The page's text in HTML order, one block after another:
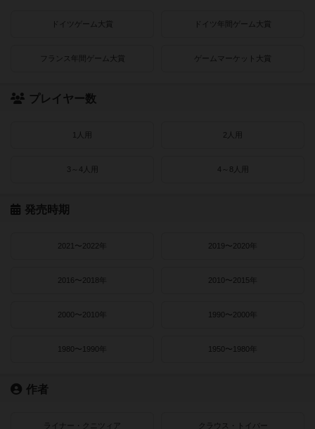
ドイツゲーム大賞 ドイツ年間ゲーム大賞
フランス年間ゲーム大賞 ゲームマーケット大賞
プレイヤー数
1人用 2人用
3～4人用 4～8人用
発売時期
2021〜2022年 2019〜2020年
2016〜2018年 2010〜2015年
2000〜2010年 1990〜2000年
1980〜1990年 1950〜1980年
作者
ライナー・クニツィア クラウス・トイバー